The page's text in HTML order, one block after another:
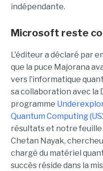
indépendante.
Microsoft reste
L'éditeur a déclaré par
que la puce Majorana
vers l’informatique
sa collaboration avec la
programme
Quantum Computing
résultats et notre feuille
Chetan Nayak,
chargé du matériel
succès réside dans la